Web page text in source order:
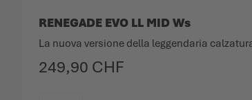
249,90 CHF
RENEGADE EVO LL MID Ws